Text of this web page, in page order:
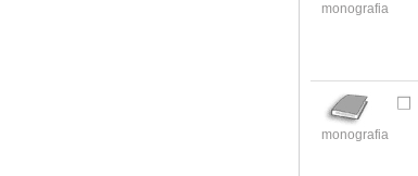
monografia
monografia